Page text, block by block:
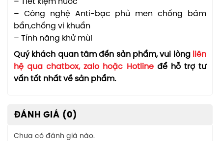
– Tiết kiệm nước
– Công nghệ Anti-bạc phủ men chống bám
bẩn,chống vi khuẩn
– Tính năng khử mùi
Quý khách quan tâm đến sản phẩm, vui lòng liên
hệ qua chatbox, zalo hoặc Hotline để hỗ trợ tư
vấn tốt nhất về sản phẩm.
ĐÁNH GIÁ (0)
Chưa có đánh giá nào.